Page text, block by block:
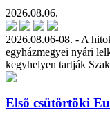
2026.08.06. |
2026.08.06-08. - A
egyházmegyei nyári
kegyhelyen tartják
Első csütörtöki